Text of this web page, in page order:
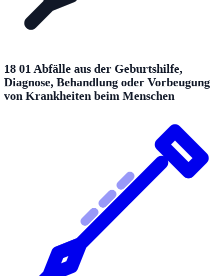
18 01 Abfälle aus der Geburtshilfe,
Diagnose, Behandlung oder Vorbeugung
von Krankheiten beim Menschen